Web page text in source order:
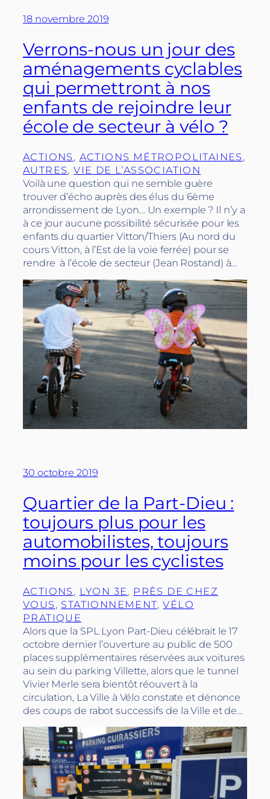
18 novembre 2019
Verrons-nous un jour des
aménagements cyclables
qui permettront à nos
enfants de rejoindre leur
école de secteur à vélo ?
ACTIONS , ACTIONS MÉTROPOLITAINES
AUTRES, VIE DE L’ASSOCIATION
Voilà une question qui ne semble guère
trouver d’écho auprès des élus du 6ème
arrondissement de Lyon… Un exemple ? Il n’y a
à ce jour aucune possibilité sécurisée pour les
enfants du quartier Vitton/Thiers (Au nord du
cours Vitton, à l’Est de la voie ferrée) pour se
rendre à l’école de secteur (Jean Rostand) à…
30 octobre 2019
Quartier de la Part-Dieu :
toujours plus pour les
automobilistes, toujours
moins pour les cyclistes
ACTIONS , LYON 3E, PRÈS DE CHEZ
VOUS , STATIONNEMENT, VÉLO
PRATIQUE
Alors que la SPL Lyon Part-Dieu célébrait le 17
octobre dernier l’ouverture au public de 500
places supplémentaires réservées aux voitures
au sein du parking Villette, alors que le tunnel
Vivier Merle sera bientôt réouvert à la
circulation, La Ville à Vélo constate et dénonce
des coups de rabot successifs de la Ville et de…